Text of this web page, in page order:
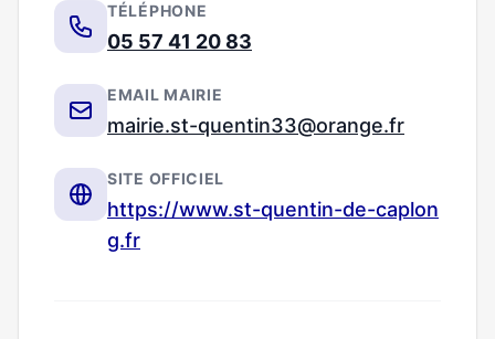
TÉLÉPHONE
05 57 41 20 83
EMAIL MAIRIE
mairie.st-quentin33@orange.fr
SITE OFFICIEL
https://www.st-quentin-de-caplon
g.fr